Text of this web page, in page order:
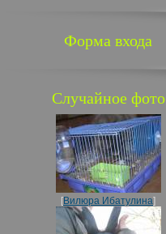
Форма входа
Случайное фото
[Вилюра Ибатулина]